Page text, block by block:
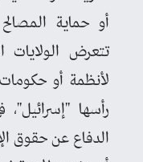
أو حماية المصالح
تتعرض الولايات
لأنظمة أو
رأسها
الدفاع عن حقوق